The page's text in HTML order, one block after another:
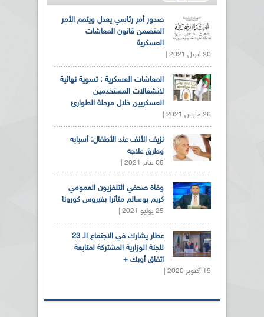
صدور أمر رئاسي يعدل ويتمم الأمر
المتضمن قانون المعاشات
العسكرية
20 أبريل 2021 |
المعاشات العسكرية : تسوية نهائية
لانشغالات المستخدمين
العسكريين خلال مرحلة الطوارئ
26 مارس 2021 |
نزيف الأنف عند الأطفال: أسبابه
وطرق علاجه
05 يناير 2021 |
وفاة صحفي التلفزيون العمومي
كريم بوسالم متأثرا بفيروس كورونا
25 يوليو 2021 |
عطار يشارك في الاجتماع الـ 23
للجنة الوزارية المشتركة لمتابعة
اتفاق أوبك +
19 أكتوبر 2020 |